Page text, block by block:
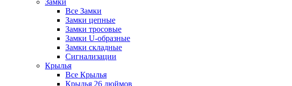
Замки
Все Замки
Замки цепные
Замки тросовые
Замки U-образные
Замки складные
Сигнализации
Крылья
Все Крылья
Крылья 26 дюймов